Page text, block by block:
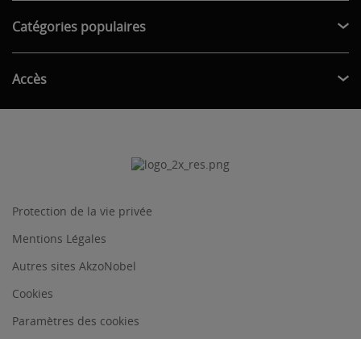
Catégories populaires
Accès
Protection de la vie privée
Mentions Légales
Autres sites AkzoNobel
Cookies
Paramètres des cookies